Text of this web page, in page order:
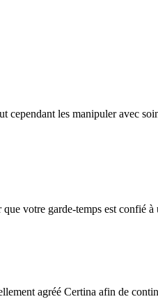
cependant les manipuler avec
votre garde-temps est confié à
agréé Certina afin de